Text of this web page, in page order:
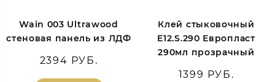
Wain 003 Ultrawood
стеновая панель из ЛДФ
2394 РУБ.
Клей стыковочный
E12.S.290 Европласт
290мл прозрачный
1399 РУБ.